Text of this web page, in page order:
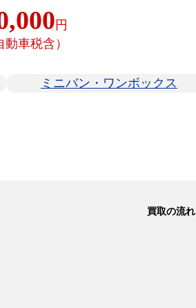
円
車税含）
ミニバン・ワンボックス
買取の流れ